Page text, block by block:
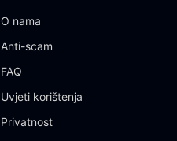
O nama
Anti-scam
FAQ
Uvjeti korištenja
Privatnost